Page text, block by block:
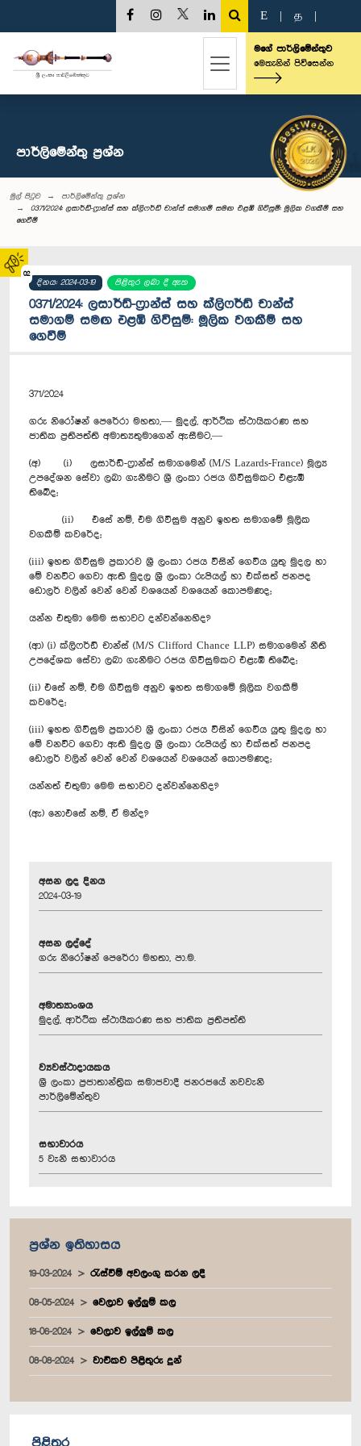
02
E த
මගේ පාර්ලිමේන්තුව
මෙතැනින් පිවිසෙන්න
පාර්ලි‌මේන්තු‌ ප්‍රශ්න
මුල් පිටුව
පාර්ලි‌මේන්තු‌ ප්‍රශ්න
0371/2024: ලසාර්ඩ්-ෆ්‍රාන්ස් සහ ක්ලිෆර්ඩ් චාන්ස් සමාගම් සමඟ එළඹි ගිවිසුම්: මූලික වගකීම් සහ
ගෙවීම්
දිනය: 2024-03-19 පිළිතුර ලබා දී ඇත
0371/2024: ලසාර්ඩ්-ෆ්‍රාන්ස් සහ ක්ලිෆර්ඩ් චාන්ස්
සමාගම් සමඟ එළඹි ගිවිසුම්: මූලික වගකීම් සහ
ගෙවීම්
371/2024
ගරු නිරෝෂන් පෙරේරා මහතා,— මුදල්, ආර්ථික ස්ථායිකරණ සහ
ජාතික ප්‍රතිපත්ති අමාත්‍යතුමාගෙන් ඇසීමට,—
(අ) (i) ලසාර්ඩ්-ෆ්‍රාන්ස් සමාගමෙන් (M/S Lazards-France) මූල්‍ය
උපදේශන සේවා ලබා ගැනීමට ශ්‍රී ලංකා රජය ගිවිසුමකට එළැඹී
තිබේද;
(ii) එසේ නම්, එම ගිවිසුම අනුව ඉහත සමාගමේ මූලික
වගකීම් කවරේද;
(iii) ඉහත ගිවිසුම ප්‍රකාරව ශ්‍රී ලංකා රජය විසින් ගෙවිය යුතු මුදල හා
මේ වනවිට ගෙවා ඇති මුදල ශ්‍රී ලංකා රුපියල් හා එක්සත් ජනපද
ඩොලර් වලින් වෙන් වෙන් වශයෙන් වශයෙන් කොපමණද;
යන්න එතුමා මෙම සභාවට දන්වන්නෙහිද?
(ආ) (i) ක්ලිෆර්ඩ් චාන්ස් (M/S Clifford Chance LLP) සමාගමෙන් නීති
උපදේශක සේවා ලබා ගැනීමට රජය ගිවිසුමකට එළැඹී තිබේද;
(ii) එසේ නම්, එම ගිවිසුම අනුව ඉහත සමාගමේ මූලික වගකීම්
කවරේද;
(iii) ඉහත ගිවිසුම ප්‍රකාරව ශ්‍රී ලංකා රජය විසින් ගෙවිය යුතු මුදල හා
මේ වනවිට ගෙවා ඇති මුදල ශ්‍රී ලංකා රුපියල් හා එක්සත් ජනපද
ඩොලර් වලින් වෙන් වෙන් වශයෙන් වශයෙන් කොපමණද;
යන්නත් එතුමා මෙම සභාවට දන්වන්නෙහිද?
(ඇ) නොඑසේ නම්, ඒ මන්ද?
අසන ලද දිනය
2024-03-19
අසන ලද්දේ
ගරු නිරෝෂන් පෙරේරා මහතා, පා.ම.
අමාත්‍යාංශය
මුදල්, ආර්ථික ස්ථායීකරණ සහ ජාතික ප්‍රතිපත්ති
ව්‍යවස්ථාදායකය
ශ්‍රී ලංකා ප්‍රජාතාන්ත්‍රික සමාජවාදී ජනරජයේ නවවැනි
පාර්ලිමේන්තුව
සභාවාරය
5 වැනි සභාවාරය
ප්‍රශ්න ඉතිහාසය
19-03-2024 රැස්වීම් අවලංගු කරන ලදී
08-05-2024 වෙලාව ඉල්ලුම් කල
18-06-2024 වෙලාව ඉල්ලුම් කල
08-08-2024 වාචිකව පිළිතුරු දුන්
පිළිතුර